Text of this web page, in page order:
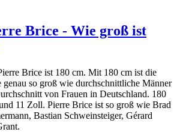
Brice - Wie groß ist
Brice ist 180 cm. Mit 180 cm ist die
so groß wie durchschnittliche Männer
von Frauen in Deutschland. 180
11 Zoll. Pierre Brice ist so groß wie Brad
Bastian Schweinsteiger, Gérard